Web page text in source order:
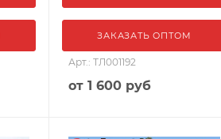
ЗАКАЗАТЬ ОПТОМ
Арт.: ТЛ001192
от1 600 руб